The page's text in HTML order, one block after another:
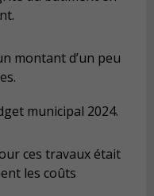
montant d’un peu
municipal 2024.
ces travaux était
les coûts